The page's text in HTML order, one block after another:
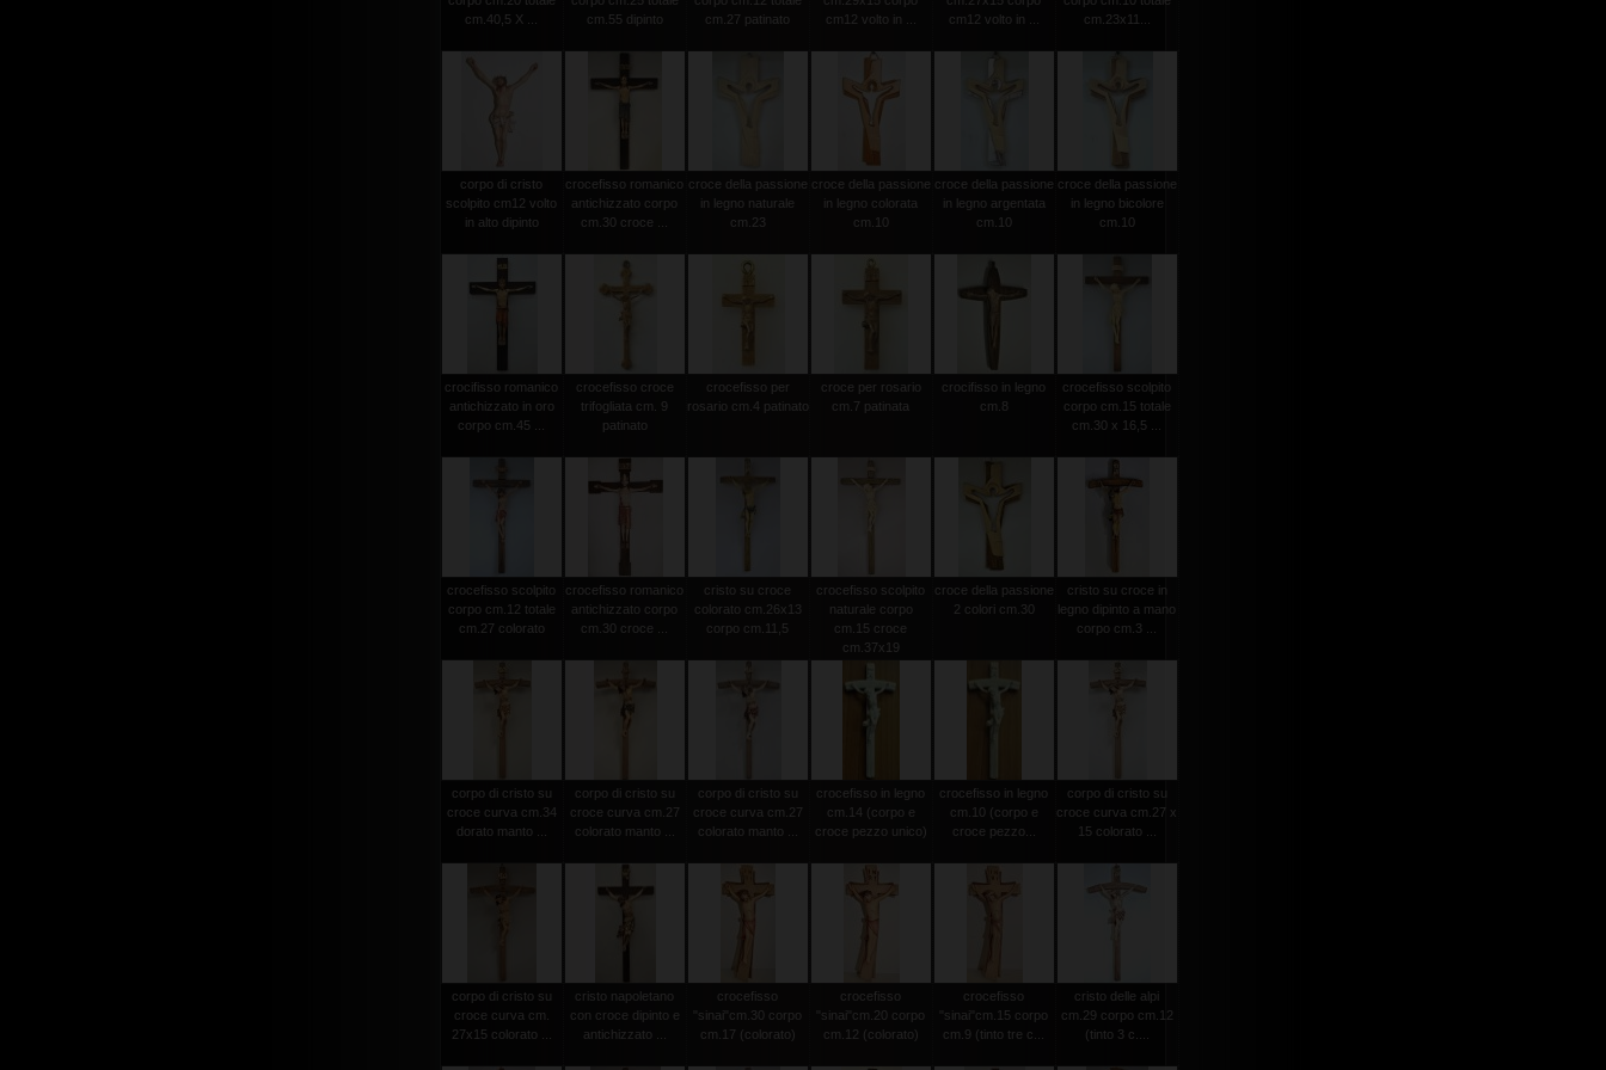
cm.40,5 X ...
cm.55 dipinto
cm.27 patinato
cm12 volto in ...
cm12 volto in ...
cm.23x11...
corpo di cristo
scolpito cm12 volto
in alto dipinto
crocefisso romanico
antichizzato corpo
cm.30 croce ...
croce della passione
in legno naturale
cm.23
croce della passione
in legno colorata
cm.10
croce della passione
in legno argentata
cm.10
croce della passione
in legno bicolore
cm.10
crocifisso romanico
antichizzato in oro
corpo cm.45 ...
crocefisso croce
trifogliata cm. 9
patinato
crocefisso per
rosario cm.4 patinato
croce per rosario
cm.7 patinata
crocifisso in legno
cm.8
crocefisso scolpito
corpo cm.15 totale
cm.30 x 16,5 ...
crocefisso scolpito
corpo cm.12 totale
cm.27 colorato
crocefisso romanico
antichizzato corpo
cm.30 croce ...
cristo su croce
colorato cm.26x13
corpo cm.11,5
crocefisso scolpito
naturale corpo
cm.15 croce
cm.37x19
croce della passione
2 colori cm.30
cristo su croce in
legno dipinto a mano
corpo cm.3 ...
corpo di cristo su
croce curva cm.34
dorato manto ...
corpo di cristo su
croce curva cm.27
colorato manto ...
corpo di cristo su
croce curva cm.27
colorato manto ...
crocefisso in legno
cm.14 (corpo e
croce pezzo unico)
crocefisso in legno
cm.10 (corpo e
croce pezzo...
corpo di cristo su
croce curva cm.27 x
15 colorato ...
corpo di cristo su
croce curva cm.
27x15 colorato ...
cristo napoletano
con croce dipinto e
antichizzato ...
crocefisso
"sinai"cm.30 corpo
cm.17 (colorato)
crocefisso
"sinai"cm.20 corpo
cm.12 (colorato)
crocefisso
"sinai"cm.15 corpo
cm.9 (tinto tre c...
cristo delle alpi
cm.29 corpo cm.12
(tinto 3 c....